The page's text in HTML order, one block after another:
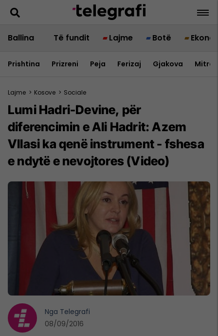
Ballina Të fundit Lajme Botë
Prishtina Prizreni Peja Ferizaj Gjakova
Lajme > Kosove > Sociale
Lumi Hadri-Devine, për
diferencimin e Ali Hadrit: Azem
Vllasi ka qenë instrument - fshesa
e ndytë e nevojtores (Video)
Nga Telegrafi
08/09/2016